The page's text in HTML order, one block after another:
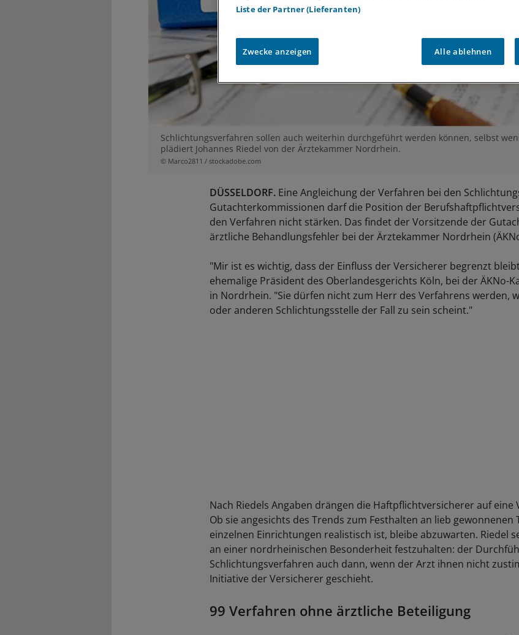
Schlichtungsverfahren sollen auch weiterhin durchgeführt werden können, selbst
plädiert Johannes Riedel von der Ärztekammer Nordrhein.
© Marco2811 / stockadobe.com
DÜSSELDORF. Eine Angleichung der Verfahren bei den
Gutachterkommissionen darf die Position der
den Verfahren nicht stärken. Das findet der Vorsitzende der
ärztliche Behandlungsfehler bei der Ärztekammer Nordrhein
"Mir ist es wichtig, dass der Einfluss der Versicherer begrenzt
ehemalige Präsident des Oberlandesgerichts Köln, bei der ÄKNo-
in Nordrhein. "Sie dürfen nicht zum Herr des Verfahrens werden,
oder anderen Schlichtungsstelle der Fall zu sein scheint."
Nach Riedels Angaben drängen die Haftpflichtversicherer auf eine
Ob sie angesichts des Trends zum Festhalten an lieb
einzelnen Einrichtungen realistisch ist, bleibe abzuwarten. Riedel
an einer nordrheinischen Besonderheit festzuhalten: der
Schlichtungsverfahren auch dann, wenn der Arzt ihnen nicht
Initiative der Versicherer geschieht.
99 Verfahren ohne ärztliche Beteiligung
Liste der Partner (Lieferanten)
Zwecke anzeigen Alle ablehnen